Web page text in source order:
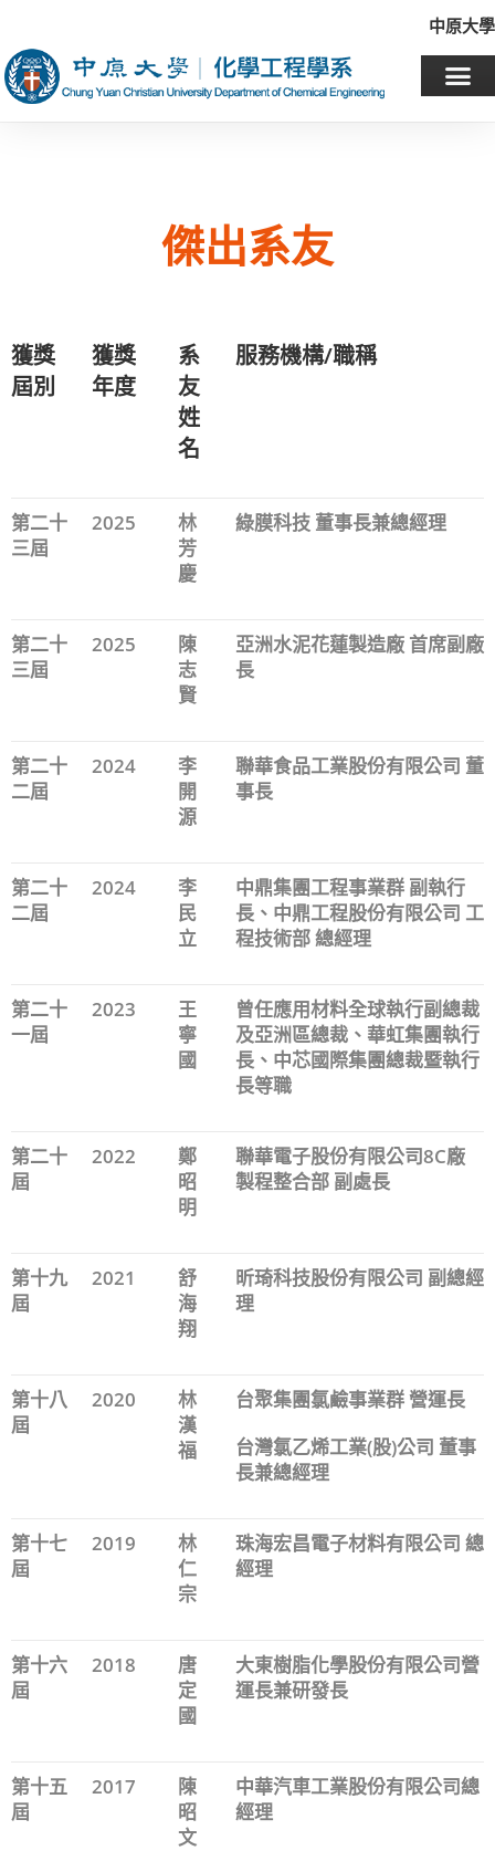
中原大學
傑出系友
獲獎
屆別
獲獎
年度
系
友
姓
名
服務機構/職稱
第二十
三屆
2025
林
芳
慶
綠膜科技 董事長兼總經理
第二十
三屆
2025
陳
志
賢
亞洲水泥花蓮製造廠 首席副廠
長
第二十
二屆
2024
李
開
源
聯華食品工業股份有限公司 董
事長
第二十
二屆
2024
李
民
立
中鼎集團工程事業群 副執行
長、中鼎工程股份有限公司 工
程技術部 總經理
第二十
一屆
2023
王
寧
國
曾任應用材料全球執行副總裁
及亞洲區總裁、華虹集團執行
長、中芯國際集團總裁暨執行
長等職
第二十
屆
2022
鄭
昭
明
聯華電子股份有限公司8C廠
製程整合部 副處長
第十九
屆
2021
舒
海
翔
昕琦科技股份有限公司 副總經
理
第十八
屆
2020
林
漢
福
台聚集團氯鹼事業群 營運長
台灣氯乙烯工業(股)公司 董事
長兼總經理
第十七
屆
2019
林
仁
宗
珠海宏昌電子材料有限公司 總
經理
第十六
屆
2018
唐
定
國
大東樹脂化學股份有限公司營
運長兼研發長
第十五
屆
2017
陳
昭
文
中華汽車工業股份有限公司總
經理